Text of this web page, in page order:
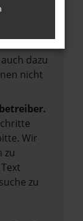
Stand
ein
dazu
nicht
Wir
zu
zu